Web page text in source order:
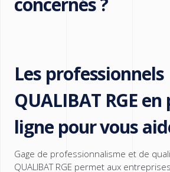
Les professionnels
QUALIBAT RGE
ligne pour vous
Gage de professionnalisme et de
QUALIBAT RGE permet aux